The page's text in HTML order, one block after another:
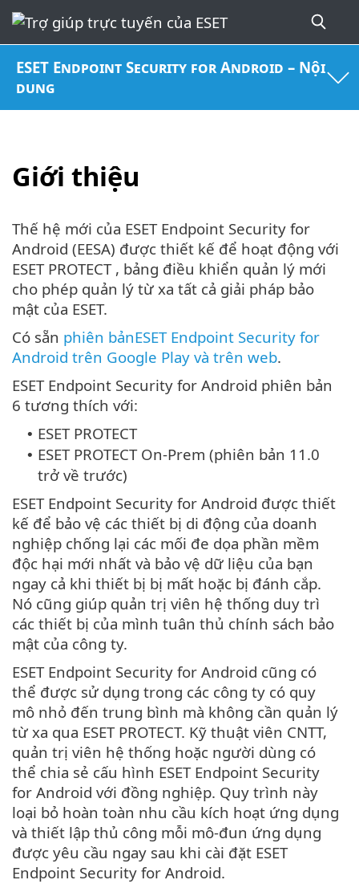
ESET Endpoint Security for Android – Nội
dung
Giới thiệu
Thế hệ mới của ESET Endpoint Security for
Android (EESA) được thiết kế để hoạt động với
ESET PROTECT , bảng điều khiển quản lý mới
cho phép quản lý từ xa tất cả giải pháp bảo
mật của ESET.
Có sẵn phiên bảnESET Endpoint Security for
Android trên Google Play và trên web.
ESET Endpoint Security for Android phiên bản
6 tương thích với:
• ESET PROTECT
• ESET PROTECT On-Prem (phiên bản 11.0
trở về trước)
ESET Endpoint Security for Android được thiết
kế để bảo vệ các thiết bị di động của doanh
nghiệp chống lại các mối đe dọa phần mềm
độc hại mới nhất và bảo vệ dữ liệu của bạn
ngay cả khi thiết bị bị mất hoặc bị đánh cắp.
Nó cũng giúp quản trị viên hệ thống duy trì
các thiết bị của mình tuân thủ chính sách bảo
mật của công ty.
ESET Endpoint Security for Android cũng có
thể được sử dụng trong các công ty có quy
mô nhỏ đến trung bình mà không cần quản lý
từ xa qua ESET PROTECT. Kỹ thuật viên CNTT,
quản trị viên hệ thống hoặc người dùng có
thể chia sẻ cấu hình ESET Endpoint Security
for Android với đồng nghiệp. Quy trình này
loại bỏ hoàn toàn nhu cầu kích hoạt ứng dụng
và thiết lập thủ công mỗi mô-đun ứng dụng
được yêu cầu ngay sau khi cài đặt ‎ESET
Endpoint Security for Android‎.